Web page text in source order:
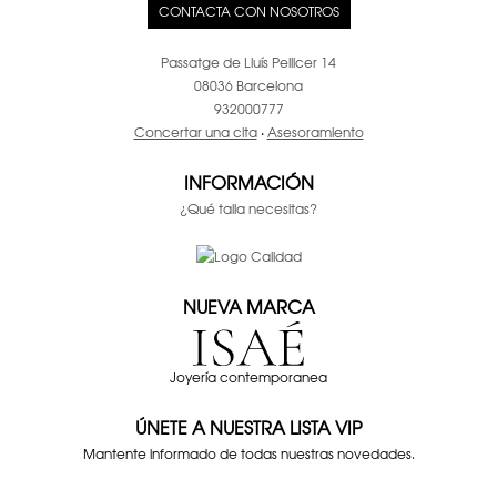
CONTACTA CON NOSOTROS
Passatge de Lluís Pellicer 14
08036 Barcelona
932000777
Concertar una cita·Asesoramiento
INFORMACIÓN
¿Qué talla necesitas?
NUEVA MARCA
Joyería contemporanea
ÚNETE A NUESTRA LISTA VIP
Mantente informado de todas nuestras novedades.